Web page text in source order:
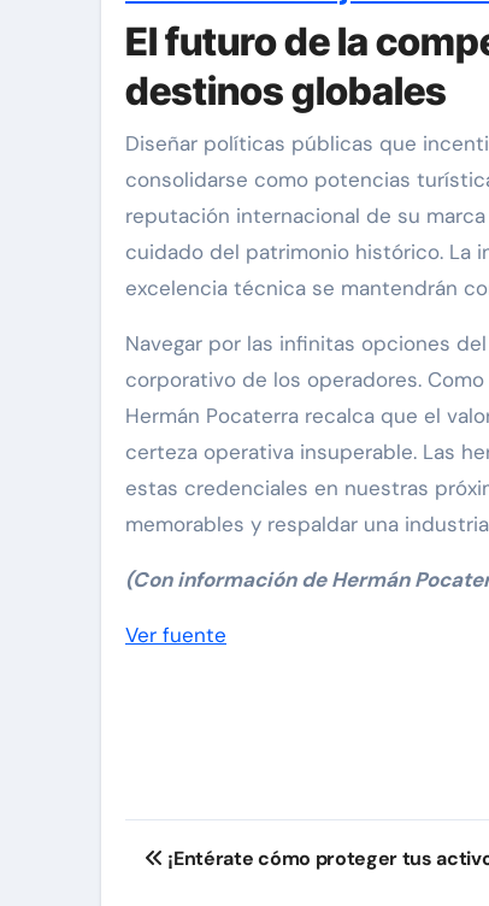
El futuro de la
destinos globales
Diseñar políticas públicas que
consolidarse como potencias
reputación internacional de su
cuidado del patrimonio histórico. La
excelencia técnica se mantendrán
Navegar por las infinitas opciones
corporativo de los operadores.
Hermán Pocaterra recalca que el
certeza operativa insuperable. Las
estas credenciales en nuestras
memorables y respaldar una
(Con información de Hermán
Navegación
Ver fuente
Navegación
¡Entérate cómo proteger tus